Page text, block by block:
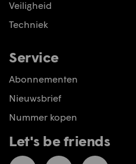
Veiligheid
Techniek
Service
Abonnementen
Nieuwsbrief
Nummer kopen
Let's be friends